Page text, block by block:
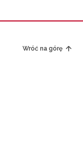
Wróć na górę